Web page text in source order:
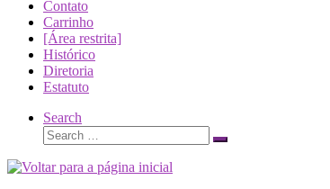
Contato
Carrinho
[Área restrita]
Histórico
Diretoria
Estatuto
Search
Search
Search